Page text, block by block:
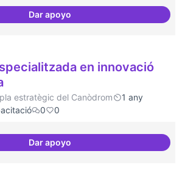
Dar apoyoLobby per FLOSS i
en innovació
estratègic del Canòdrom
1 any
0 0
Dar apoyoFormació especialitzada en